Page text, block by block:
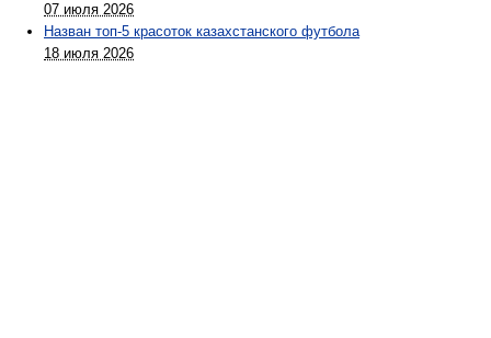
07 июля 2026
Назван топ-5 красоток казахстанского футбола
18 июля 2026